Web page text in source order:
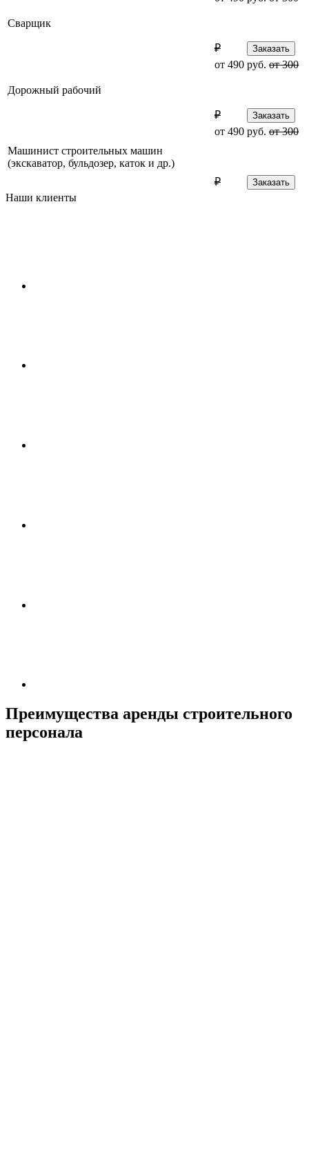
Сварщик
₽ Заказать
Дорожный рабочий
от 490 руб. от 300
₽ Заказать
Машинист строительных машин
(экскаватор, бульдозер, каток и др.)
от 490 руб. от 300
₽ Заказать
Наши клиенты
Преимущества аренды строительного
персонала